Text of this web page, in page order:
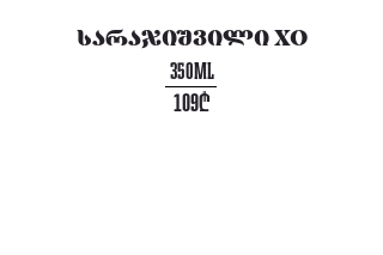
სარაჯიშვილი XO
109₾
350ML